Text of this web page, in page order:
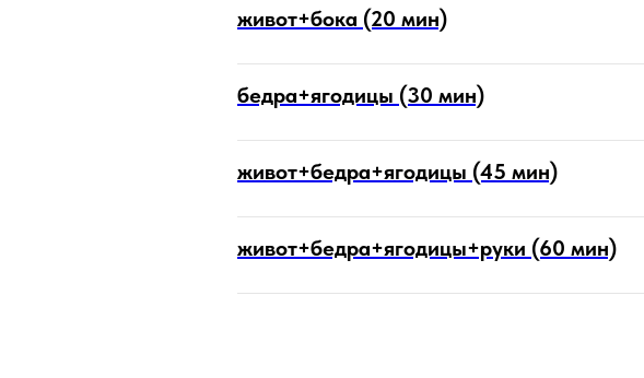
живот+бока (20 мин)
бедра+ягодицы (30 мин)
живот+бедра+ягодицы (45 мин)
живот+бедра+ягодицы+руки (60 мин)